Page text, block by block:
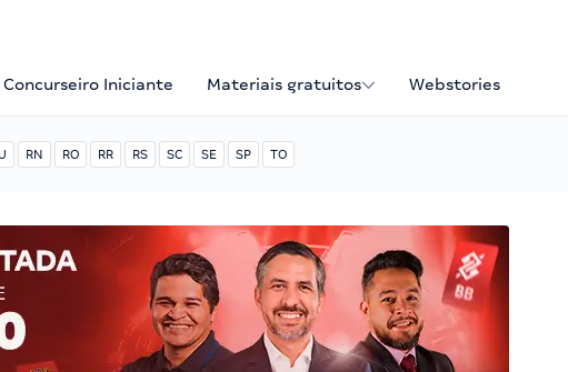
Concurseiro Iniciante Materiais gratuitos Webstories
RN RO RR RS SC SE SP TO